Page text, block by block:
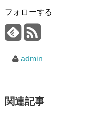
フォローする
admin
関連記事